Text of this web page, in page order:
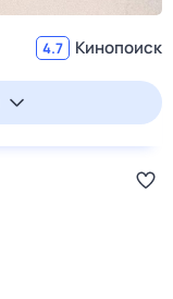
4.7 Кинопоиск